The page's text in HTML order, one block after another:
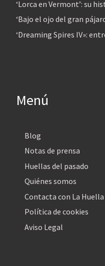
‘Lorca en Vermont’: su
‘Bajo el ojo del gran
‘Dreaming Spires IV»:
Menú
Blog
Notas de prensa
Huellas del pasado
Quiénes somos
Contacta con La Huella
Política de cookies
Aviso Legal